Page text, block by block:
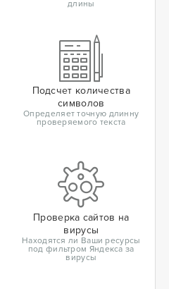
длины
Подсчет количества
символов
Определяет точную длинну
проверяемого текста
Проверка сайтов на
вирусы
Находятся ли Ваши ресурсы
под фильтром Яндекса за
вирусы